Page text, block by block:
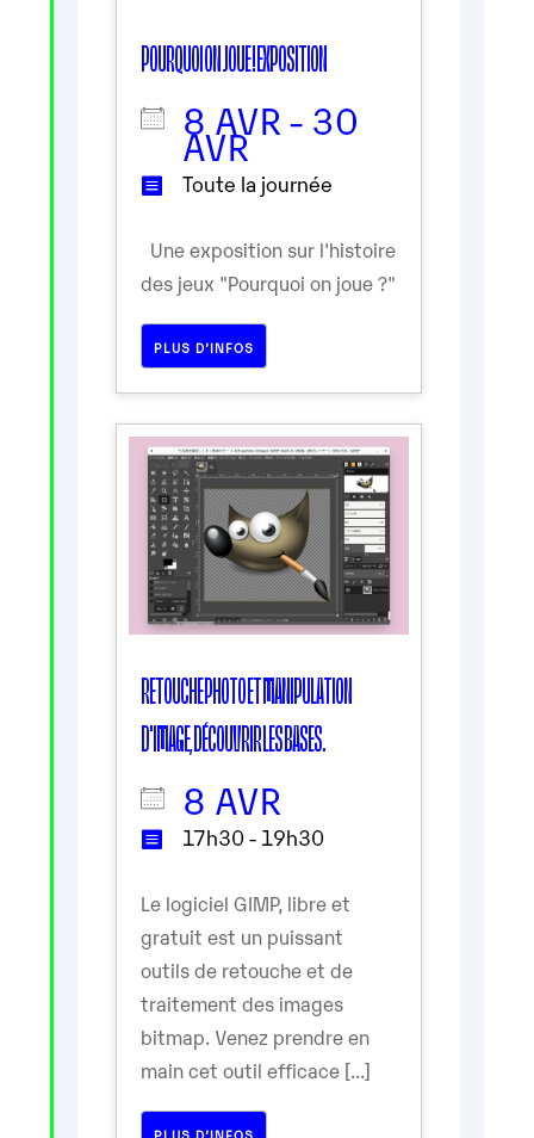
POURQUOI ON JOUE ! EXPOSITION
8 AVR - 30
AVR
Toute la journée
Une exposition sur l'histoire
des jeux "Pourquoi on joue ?"
PLUS D’INFOS
RETOUCHE PHOTO ET MANIPULATION
D'IMAGE, DÉCOUVRIR LES BASES.
8 AVR
17h30 - 19h30
Le logiciel GIMP, libre et
gratuit est un puissant
outils de retouche et de
traitement des images
bitmap. Venez prendre en
main cet outil efficace [...]